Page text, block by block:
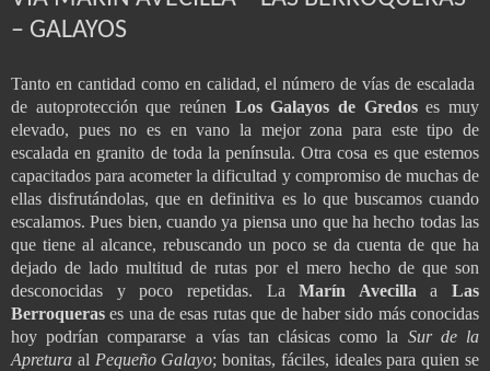
– GALAYOS
Tanto en cantidad como en calidad, el número de vías de escalada
de autoprotección que reúnen Los Galayos de Gredoses muy
elevado, pues no es en vano la mejor zona para este tipo de
escalada en granito de toda la península. Otra cosa es que estemos
capacitados para acometer la dificultad y compromiso de muchas de
ellas disfrutándolas, que en definitiva es lo que buscamos cuando
escalamos. Pues bien, cuando ya piensa uno que ha hecho todas las
que tiene al alcance, rebuscando un poco se da cuenta de que ha
dejado de lado multitud de rutas por el mero hecho de que son
desconocidas y poco repetidas. LaMarín Avecilla a Las
Berroqueras es una de esas rutas que de haber sido más conocidas
hoy podrían compararse a vías tan clásicas como la Surde la
Apretura al Pequeño Galayo; bonitas, fáciles, ideales para quien se